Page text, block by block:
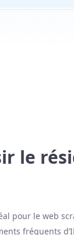
le
pour le web
fréquents